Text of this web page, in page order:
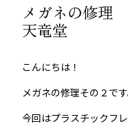
メガネの修理
天竜堂
こんにちは！
メガネの修理その２です
今回はプラスチックフ